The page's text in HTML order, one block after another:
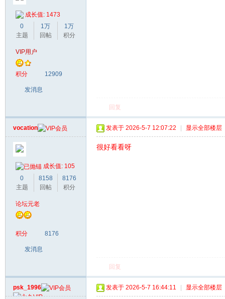
成长值: 1473
0
主题
1万
回帖
1万
积分
VIP用户
积分 12909
发消息
回复
vocation
成长值: 105
0
主题
8158
回帖
8176
积分
论坛元老
积分 8176
发消息
发表于 2026-5-7 12:07:22 显示全部楼层
很好看看呀
回复
psk_1996 发表于 2026-5-7 16:44:11 显示全部楼层